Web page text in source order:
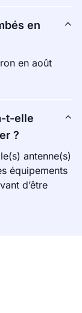
en
en août
t-elle
?
antenne(s)
équipements
d’être